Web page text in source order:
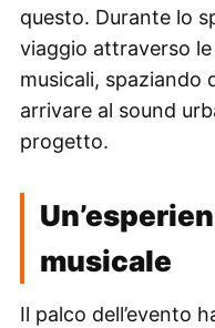
questo. Durante lo
viaggio attraverso
musicali, spaziando
arrivare al sound
progetto.
musicale
Il palco dell’evento